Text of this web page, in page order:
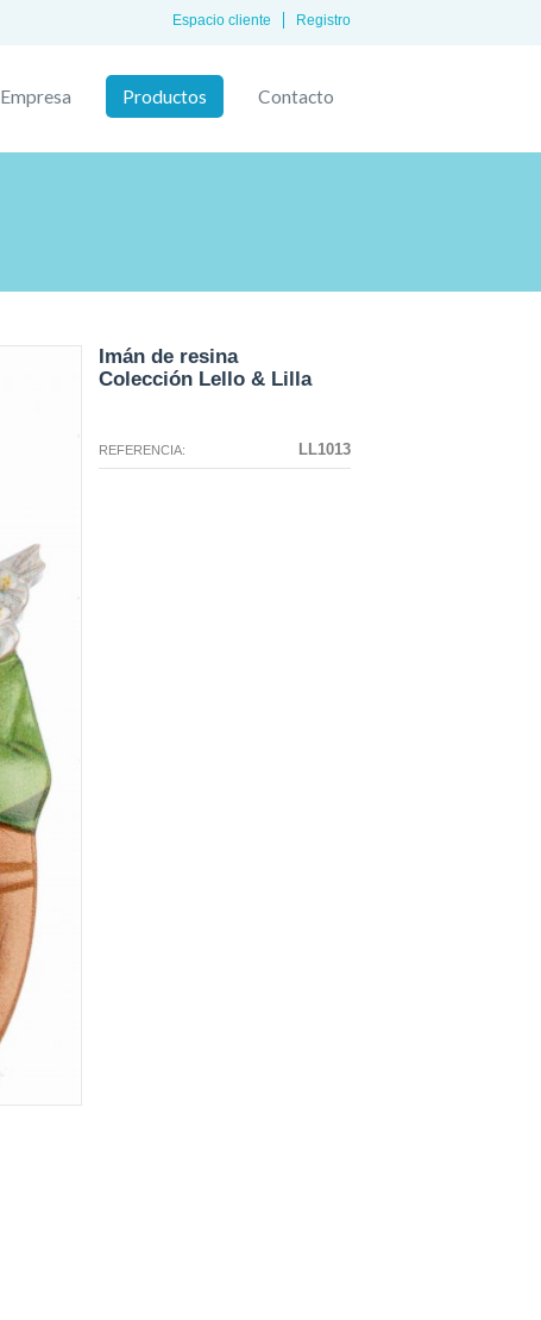
Registro
Espacio cliente
Empresa Productos Contacto
Imán de resina
Colección Lello & Lilla
seleccionado no tiene ninguna
REFERENCIA: LL1013